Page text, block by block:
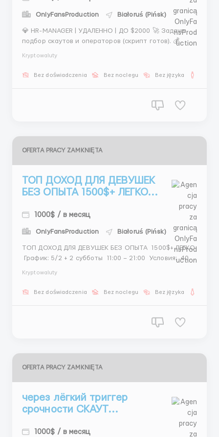
OnlyFansProduction Białoruś (Pińsk)
💎 HR-MANAGER | УДАЛЕННО | ДО $2000 🚀 Задачи:
подбор скаутов и операторов (скрипт готов). 💰
сотрудника. 🏅 Бонус: $100 лучшему в команде. 🕰
Kryptowaluty
Bez doświadczenia Bez noclegu Bez języka
OFERTA PRACY ZAMKNIĘTA
ТОП ДОХОД ДЛЯ ДЕВУШЕК
БЕЗ ОПЫТА 1500$+ ЛЕГКО...
1000$ / в месяц
OnlyFansProduction Białoruś (Pińsk)
ТОП ДОХОД ДЛЯ ДЕВУШЕК БЕЗ ОПЫТА 1500$+ ЛЕГКО
График: 5/2 + 2 субботы 11:00 – 21:00 Условия: 400–
зайти в тему ...
Kryptowaluty
Bez doświadczenia Bez noclegu Bez języka
OFERTA PRACY ZAMKNIĘTA
через лёгкий триггер
срочности СКАУТ...
1000$ / в месяц